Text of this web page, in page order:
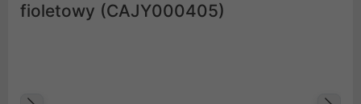
fioletowy (CAJY000405)